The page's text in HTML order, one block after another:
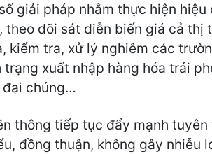
giải pháp nhằm thực hiện
dõi sát diễn biến giá cả thị
tra, xử lý nghiêm các
xuất nhập hàng hóa trái
đại chúng…
thông tiếp tục đẩy mạnh
đồng thuận, không gây nhiễu